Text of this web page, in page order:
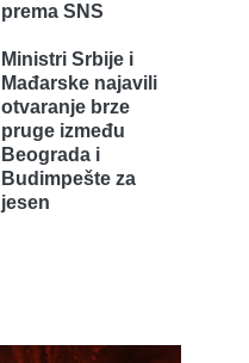
prema SNS
Ministri Srbije i
Mađarske najavili
otvaranje brze
pruge između
Beograda i
Budimpešte za
jesen